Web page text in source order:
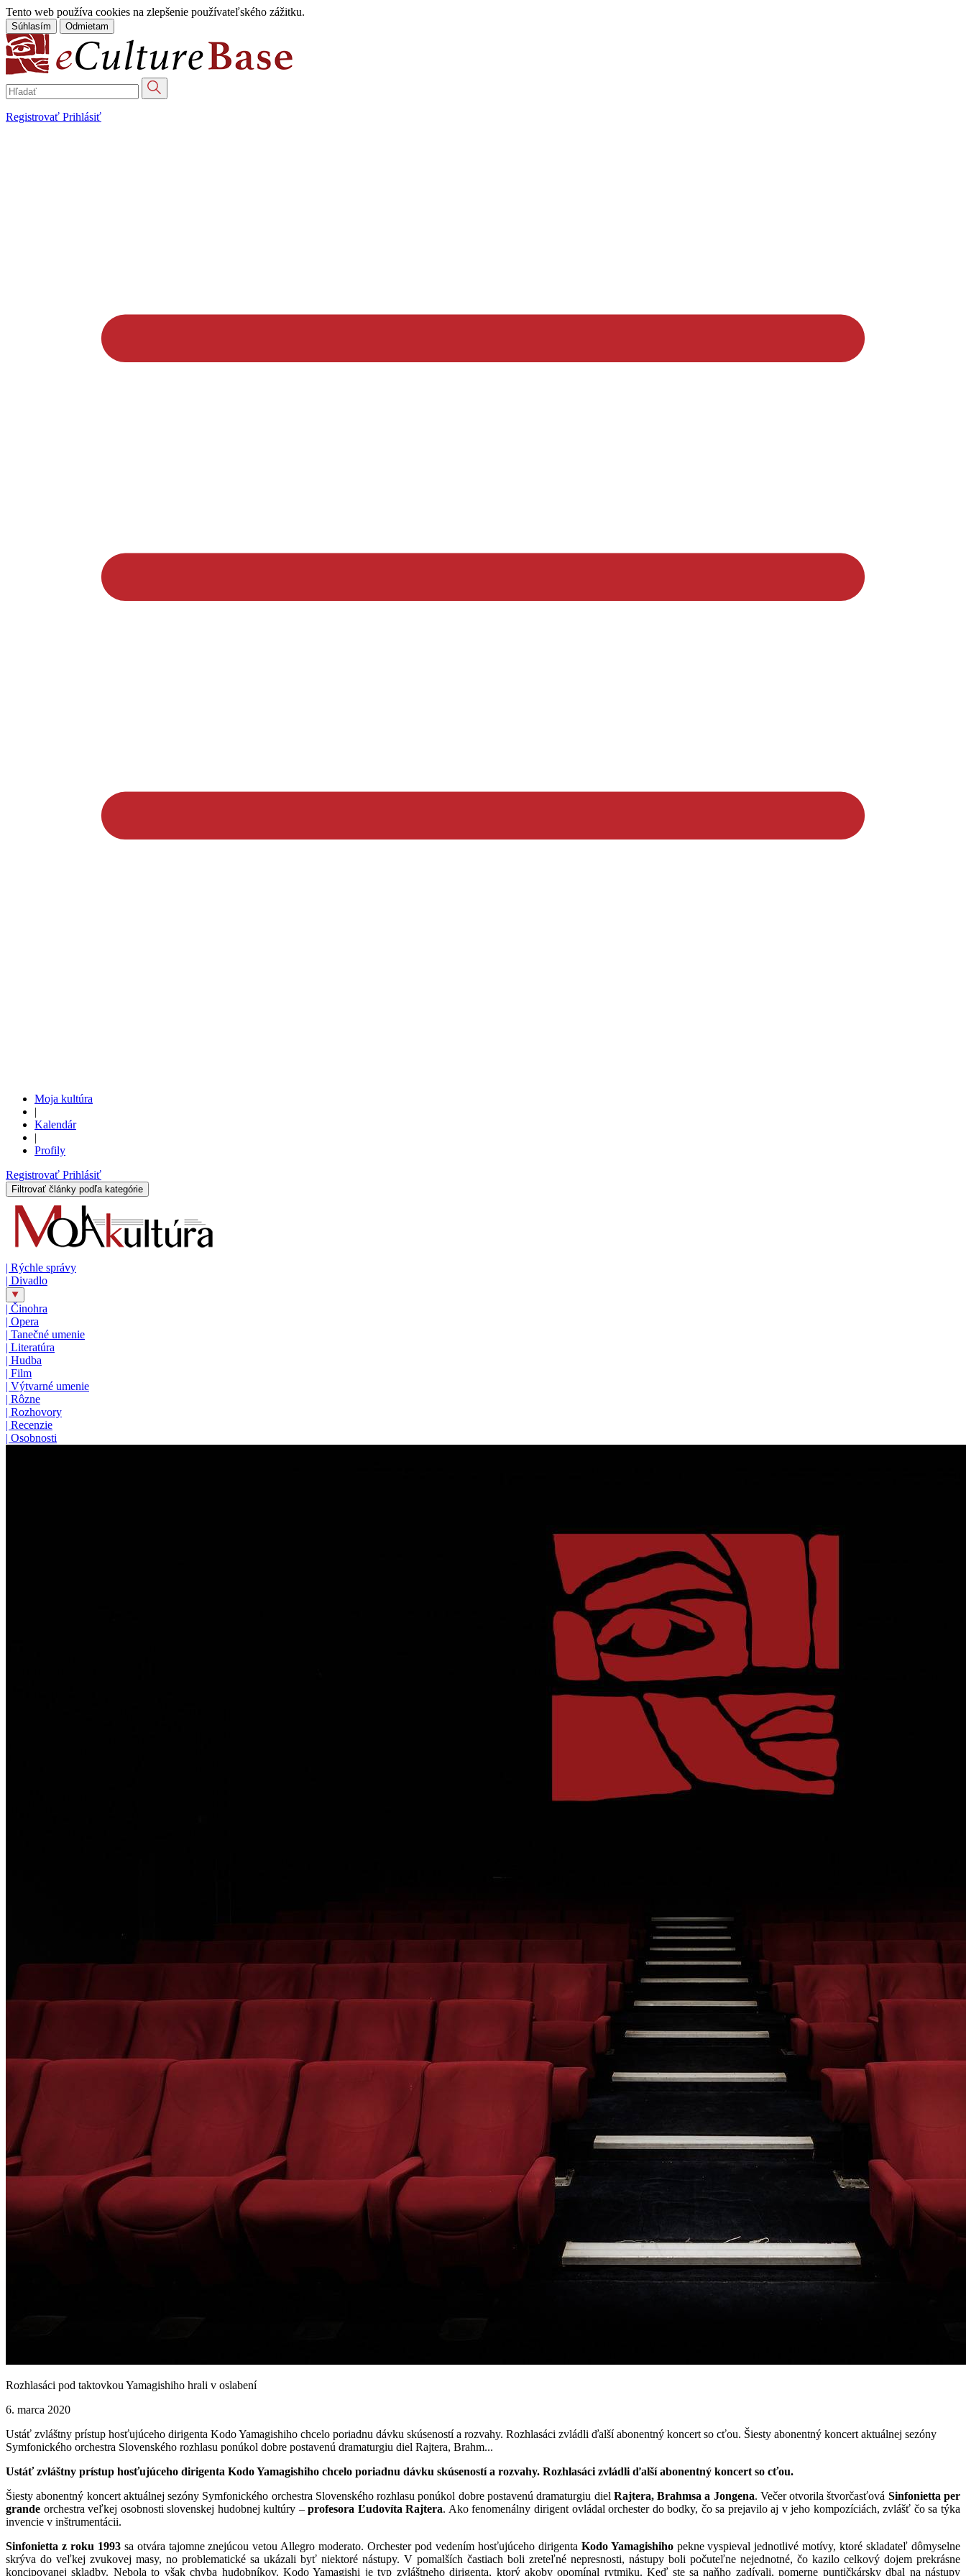
Tento web používa cookies na zlepšenie používateľského zážitku.
Súhlasím Odmietam
Registrovať Prihlásiť
Moja kultúra
|
Kalendár
|
Profily
Registrovať Prihlásiť
Filtrovať články podľa kategórie
| Rýchle správy
| Divadlo
| Činohra
| Opera
| Tanečné umenie
| Literatúra
| Hudba
| Film
| Výtvarné umenie
| Rôzne
| Rozhovory
| Recenzie
| Osobnosti
Rozhlasáci pod taktovkou Yamagishiho hrali v oslabení
6. marca 2020
Ustáť zvláštny prístup hosťujúceho dirigenta Kodo Yamagishiho chcelo poriadnu dávku skúseností a rozvahy. Rozhlasáci zvládli ďalší abonentný koncert so cťou. Šiesty abonentný koncert aktuálnej sezóny
Symfonického orchestra Slovenského rozhlasu ponúkol dobre postavenú dramaturgiu diel Rajtera, Brahm...
Ustáť zvláštny prístup hosťujúceho dirigenta Kodo Yamagishiho chcelo poriadnu dávku skúseností a rozvahy. Rozhlasáci zvládli ďalší abonentný koncert so cťou.
Šiesty abonentný koncert aktuálnej sezóny Symfonického orchestra Slovenského rozhlasu ponúkol dobre postavenú dramaturgiu diel Rajtera, Brahmsa a Jongena. Večer otvorila štvorčasťová Sinfonietta per
grande orchestra veľkej osobnosti slovenskej hudobnej kultúry –profesora Ľudovíta Rajtera. Ako fenomenálny dirigent ovládal orchester do bodky, čo sa prejavilo aj v jeho kompozíciách, zvlášť čo sa týka
invencie v inštrumentácii.
Sinfonietta z roku 1993sa otvára tajomne znejúcou vetou Allegro moderato. Orchester pod vedením hosťujúceho dirigenta Kodo Yamagishihopekne vyspieval jednotlivé motívy, ktoré skladateľ dômyselne
skrýva do veľkej zvukovej masy, no problematické sa ukázali byť niektoré nástupy. V pomalších častiach boli zreteľné nepresnosti, nástupy boli počuteľne nejednotné, čo kazilo celkový dojem prekrásne
koncipovanej skladby. Nebola to však chyba hudobníkov. Kodo Yamagishi je typ zvláštneho dirigenta, ktorý akoby opomínal rytmiku. Keď ste sa naňho zadívali, pomerne puntičkársky dbal na nástupy